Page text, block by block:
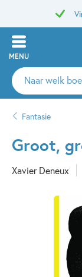
MENU
Zoeken
naar
auteurs
uitgevers
Fantasie
Groot,
Xavier Deneux